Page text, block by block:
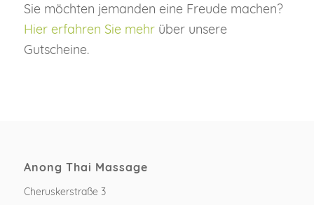
Sie möchten jemanden eine Freude machen?
Hier erfahren Sie mehrüber unsere
Gutscheine.
Anong Thai Massage
Cheruskerstraße 3